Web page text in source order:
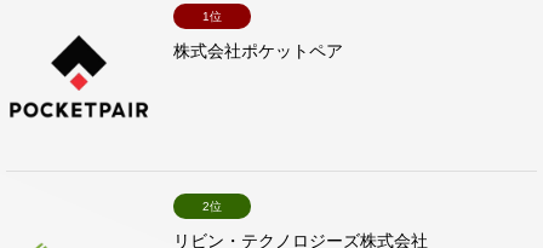
1位
株式会社ポケットペア
2位
リビン・テクノロジーズ株式会社